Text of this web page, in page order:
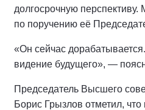
долгосрочную перспективу.
по поручению её
«Он сейчас
видение будущего», —
Председатель Высшего
Борис Грызлов отметил,